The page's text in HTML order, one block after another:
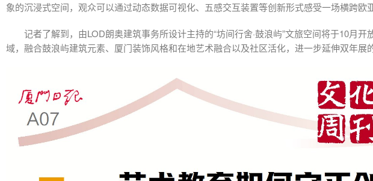
象的沉浸式空间，观众可以通过动态数据可视化、五感交互装置等创新形式感受一场横跨欧
记者了解到，由LOD朗奥建筑事务所设计主持的“坊间行舍·鼓浪屿”文旅空间将于10月
域，融合鼓浪屿建筑元素、厦门装饰风格和在地艺术融合以及社区活化，进一步延伸双年展